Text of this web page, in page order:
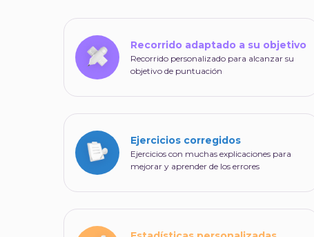
Recorrido adaptado a su objetivo
Recorrido personalizado para alcanzar su
objetivo de puntuación
Ejercicios corregidos
Ejercicios con muchas explicaciones para
mejorar y aprender de los errores